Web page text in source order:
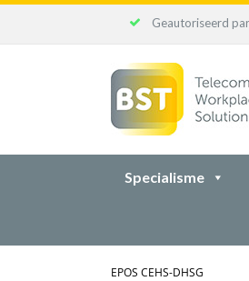
Geautoriseerd
Specialisme
EPOS CEHS-DHSG